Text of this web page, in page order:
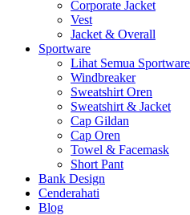
Corporate Jacket
Vest
Jacket & Overall
Sportware
Lihat Semua Sportware
Windbreaker
Sweatshirt Oren
Sweatshirt & Jacket
Cap Gildan
Cap Oren
Towel & Facemask
Short Pant
Bank Design
Cenderahati
Blog